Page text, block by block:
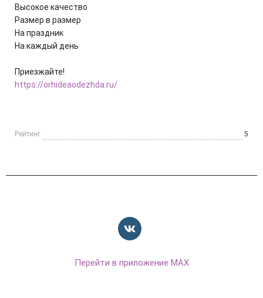
Высокое качество
Размер в размер
На праздник
На каждый день
Приезжайте!
https://orhideaodezhda.ru/
Рейтинг 5
Перейти в приложение MAX